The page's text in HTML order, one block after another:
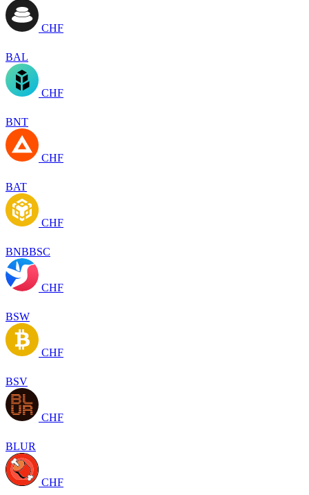
CHF
BAL
CHF
BNT
CHF
BAT
CHF
BNBBSC
CHF
BSW
CHF
BSV
CHF
BLUR
CHF